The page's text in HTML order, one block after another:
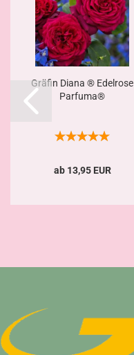
Gräfin Diana ® Edelrose
Parfuma®
ab 13,95 EUR